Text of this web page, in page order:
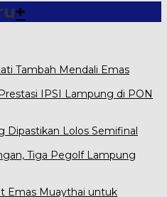
+
Tambah Mendali Emas
IPSI Lampung di PON
Dipastikan Lolos Semifinal
Tiga Pegolf Lampung
Emas Muaythai untuk